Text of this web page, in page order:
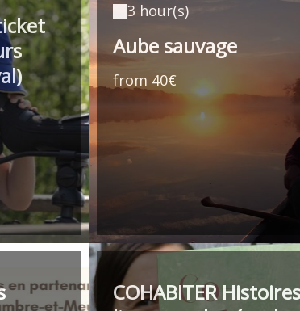
3 hour(s)
Aube sauvage
from 40€
COHABITER